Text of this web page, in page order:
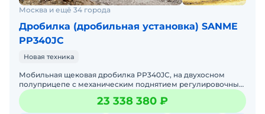
Москва и ещё 34 города
Дробилка (дробильная установка) SANME
PP340JC
Новая техника
Мобильная щековая дробилка PP340JC, на двухосном
полуприцепе с механическим поднятием регулировочных
опор, шкворень – 90 мм, стальная конструкция на устан
23 338 380 ₽